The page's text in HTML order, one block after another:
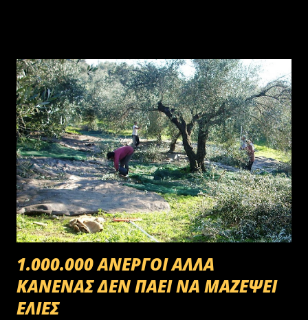
1.000.000 ΑΝΕΡΓΟΙ ΑΛΛΑ
ΚΑΝΕΝΑΣ ΔΕΝ ΠΑΕΙ ΝΑ ΜΑΖΕΨΕΙ
ΕΛΙΕΣ